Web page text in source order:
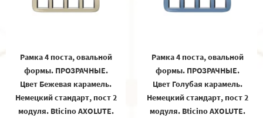
Рамка 4 поста, овальной
формы. ПРОЗРАЧНЫЕ.
Цвет Бежевая карамель.
Немецкий стандарт, пост 2
модуля. Bticino AXOLUTE.
Рамка 4 поста, овальной
формы. ПРОЗРАЧНЫЕ.
Цвет Голубая карамель.
Немецкий стандарт, пост 2
модуля. Bticino AXOLUTE.